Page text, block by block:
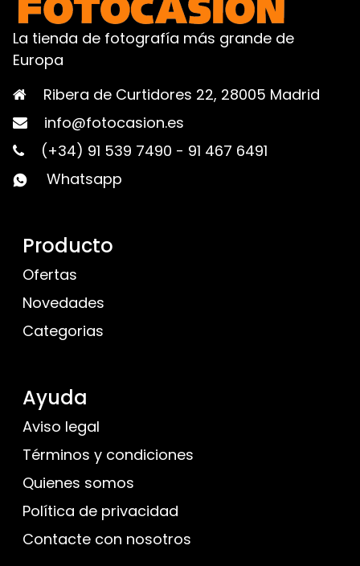
La tienda de fotografía más grande de
Europa
Ribera de Curtidores 22, 28005 Madrid
info@fotocasion.es
(+34) 91 539 7490 - 91 467 6491
Whatsapp
Producto
Ofertas
Novedades
Categorias
Ayuda
Aviso legal
Términos y condiciones
Quienes somos
Política de privacidad
Contacte con nosotros